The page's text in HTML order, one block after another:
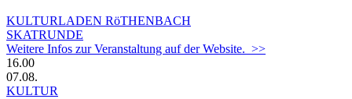
KULTURLADEN RöTHENBACH
SKATRUNDE
Weitere Infos zur Veranstaltung auf der Website. >>
16.00
07.08.
KULTUR